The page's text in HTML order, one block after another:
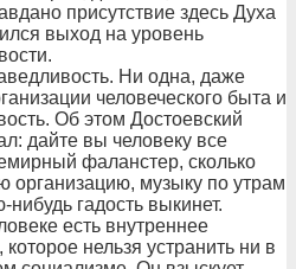
присутствие здесь Духа
выход на уровень
Ни одна, даже
человеческого быта и
Об этом Достоевский
дайте вы человеку все
фаланстер, сколько
организацию, музыку по утрам
гадость выкинет.
есть внутреннее
нельзя устранить ни в